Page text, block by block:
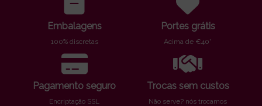
Embalagens
100% discretas
Portes grátis
Acima de €40*
Pagamento seguro
Encriptação SSL
Trocas sem custos
Não serve? nós trocamos